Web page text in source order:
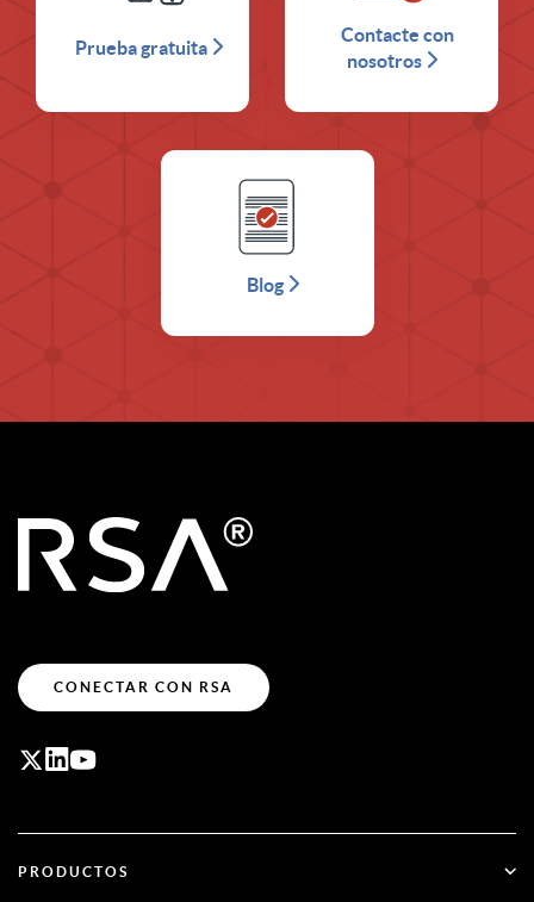
Prueba gratuita
Contacte con
nosotros
Blog
CONECTAR CON RSA
PRODUCTOS